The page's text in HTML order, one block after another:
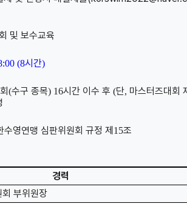
및 보수교육
(8시간)
(수구 종목) 16시간 이수 후 (단, 마스터즈대회
수영연맹 심판위원회 규정 제 15조
경력
부위원장